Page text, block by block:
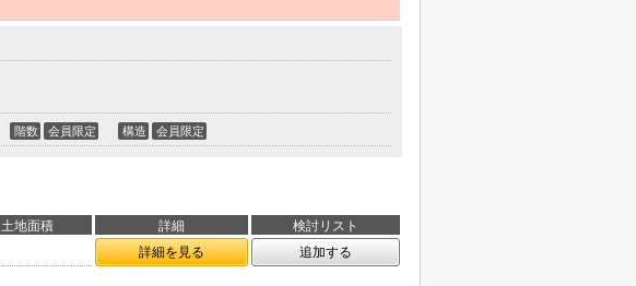
階数 会員限定 構造 会員限定
土地面積 詳細 検討リスト
詳細を見る 追加する